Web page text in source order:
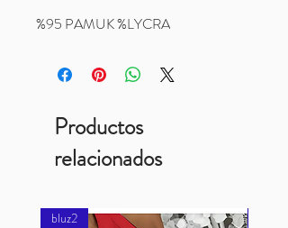
%95 PAMUK %LYCRA
Productos
relacionados
bluz2